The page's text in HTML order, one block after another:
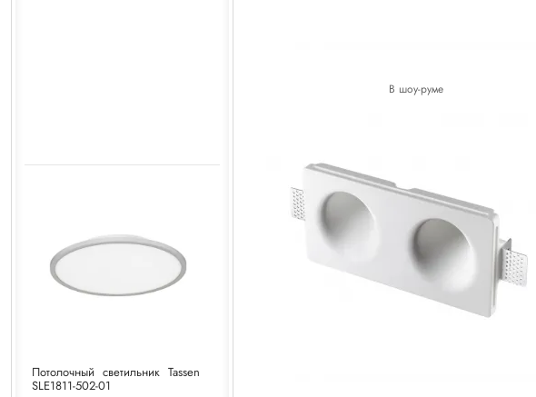
Потолочный светильник Tassen
SLE1811-502-01
В шоу-руме